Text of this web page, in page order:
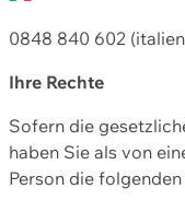
0848 840 602
Ihre Rechte
Sofern die
haben Sie als von
Person die folgenden